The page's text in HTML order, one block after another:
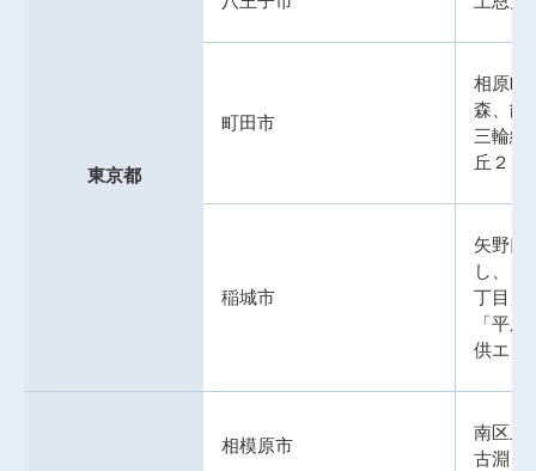
東京都
町田市
相原町
森、能
三輪緑
丘２～
稲城市
矢野口
し、「
丁目」
「平
供エリ
相模原市
南区上
古淵４